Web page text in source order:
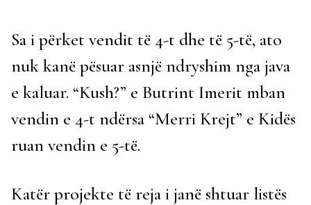
Sa i përket vendit të 4-t dhe të 5-të, ato
nuk kanë pësuar asnjë ndryshim nga java
e kaluar. “Kush?” e Butrint Imerit mban
vendin e 4-t ndërsa “Merri Krejt” e Kidës
ruan vendin e 5-të.
Katër projekte të reja i janë shtuar listës